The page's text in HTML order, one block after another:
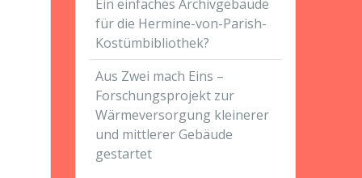
Ein einfaches Archivgebäude
für die Hermine-von-Parish-
Kostümbibliothek?
Aus Zwei mach Eins –
Forschungsprojekt zur
Wärmeversorgung kleinerer
und mittlerer Gebäude
gestartet